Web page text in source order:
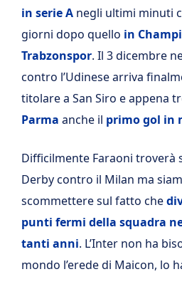
in serie A negli ultimi minuti
giorni dopo quello in
Trabzonspor. Il 3 dicembre
contro l’Udinese arriva
titolare a San Siro e appena
Parma anche il primo gol in
Difficilmente Faraoni troverà
Derby contro il Milan ma
scommettere sul fatto che
punti fermi della squadra
tanti anni. L’Inter non ha
mondo l’erede di Maicon, lo